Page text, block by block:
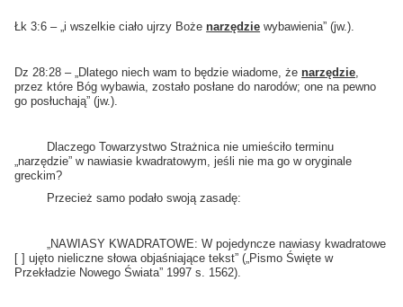
Łk 3:6 – „i wszelkie ciało ujrzy Bożenarzędzie wybawienia” (jw.).
Dz 28:28 – „Dlatego niech wam to będzie wiadome, żenarzędzie
przez które Bóg wybawia, zostało posłane do narodów; one na pewno
go posłuchają” (jw.).
Dlaczego Towarzystwo Strażnica nie umieściło terminu
„narzędzie” w nawiasie kwadratowym, jeśli nie ma go w oryginale
greckim?
Przecież samo podało swoją zasadę:
„NAWIASY KWADRATOWE: W pojedyncze nawiasy kwadratowe
[ ] ujęto nieliczne słowa objaśniające tekst” („Pismo Święte w
Przekładzie Nowego Świata” 1997 s. 1562).